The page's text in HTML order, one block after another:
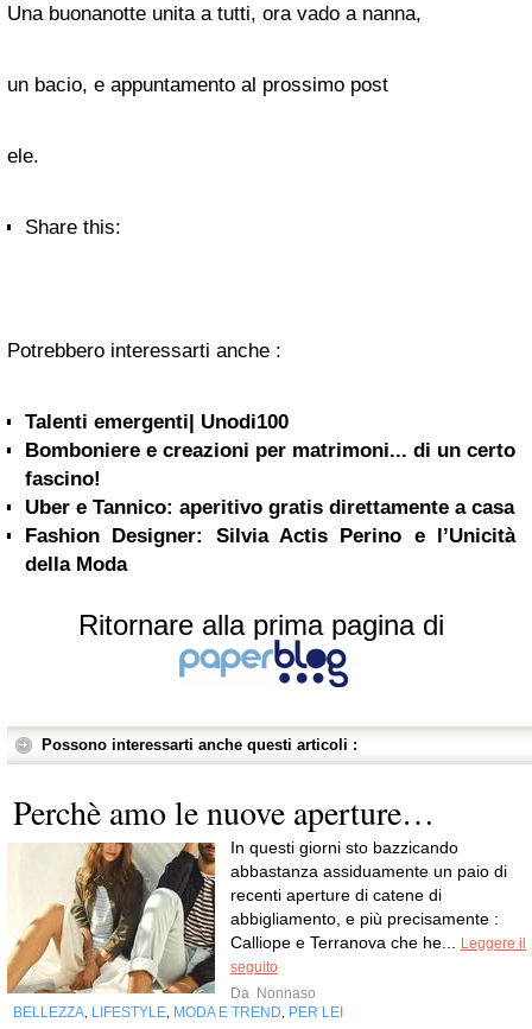
Una buonanotte unita a tutti, ora vado a nanna,
un bacio, e appuntamento al prossimo post
ele.
Share this:
Potrebbero interessarti anche :
Talenti emergenti| Unodi100
Bomboniere e creazioni per matrimoni... di un certo
fascino!
Uber e Tannico: aperitivo gratis direttamente a casa
Fashion Designer: Silvia Actis Perino e l’Unicità
della Moda
Ritornare alla prima pagina di
Possono interessarti anche questi articoli :
Perchè amo le nuove aperture…
In questi giorni sto bazzicando
abbastanza assiduamente un paio di
recenti aperture di catene di
abbigliamento, e più precisamente :
Calliope e Terranova che he...
Leggere il
seguito
Da Nonnaso
BELLEZZA LIFESTYLE MODA E TREND PER LEI